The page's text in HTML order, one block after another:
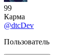
99
Карма
@dtcDev
Пользователь